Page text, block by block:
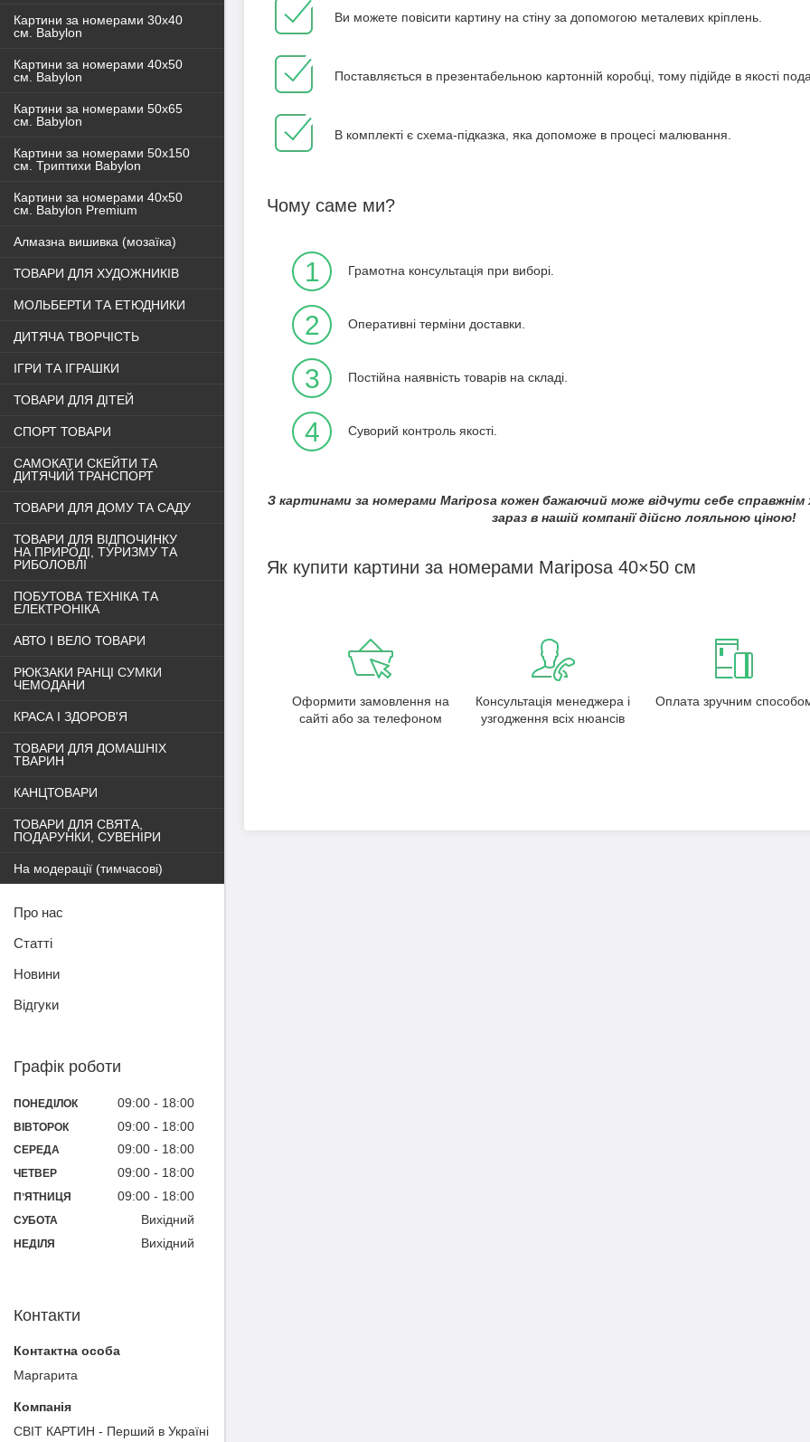
Ви можете повісити картину на стіну за допомогою металевих кріплень.
Поставляється в презентабельною картонній коробці, тому підійде в якості
В комплекті є схема-підказка, яка допоможе в процесі малювання.
Чому саме ми?
1 Грамотна консультація при виборі.
2 Оперативні терміни доставки.
3 Постійна наявність товарів на складі.
4 Суворий контроль якості.
З картинами за номерами Mariposa кожен бажаючий може відчути себе
зараз в нашій компанії дійсно лояльною ціною!
Як купити картини за номерами Mariposa 40×50 см
Оформити замовлення на
сайті або за телефоном
Консультація менеджера і
узгодження всіх нюансів
Оплата зручним
Картини за номерами 30х40
см. Babylon
Картини за номерами 40х50
см. Babylon
Картини за номерами 50х65
см. Babylon
Картини за номерами 50х150
см. Триптихи Babylon
Картини за номерами 40х50
см. Babylon Premium
Алмазна вишивка (мозаїка)
ТОВАРИ ДЛЯ ХУДОЖНИКІВ
МОЛЬБЕРТИ ТА ЕТЮДНИКИ
ДИТЯЧА ТВОРЧІСТЬ
ІГРИ ТА ІГРАШКИ
ТОВАРИ ДЛЯ ДІТЕЙ
СПОРТ ТОВАРИ
САМОКАТИ СКЕЙТИ ТА
ДИТЯЧИЙ ТРАНСПОРТ
ТОВАРИ ДЛЯ ДОМУ ТА САДУ
ТОВАРИ ДЛЯ ВІДПОЧИНКУ
НА ПРИРОДІ, ТУРИЗМУ ТА
РИБОЛОВЛІ
ПОБУТОВА ТЕХНІКА ТА
ЕЛЕКТРОНІКА
АВТО І ВЕЛО ТОВАРИ
РЮКЗАКИ РАНЦІ СУМКИ
ЧЕМОДАНИ
КРАСА І ЗДОРОВ'Я
ТОВАРИ ДЛЯ ДОМАШНІХ
ТВАРИН
КАНЦТОВАРИ
ТОВАРИ ДЛЯ СВЯТА,
ПОДАРУНКИ, СУВЕНІРИ
На модерації (тимчасові)
Про нас
Статті
Новини
Відгуки
Графік роботи
ПОНЕДІЛОК 09:00 18:00
ВІВТОРОК 09:00 18:00
СЕРЕДА 09:00 18:00
ЧЕТВЕР 09:00 18:00
ПʼЯТНИЦЯ 09:00 18:00
СУБОТА Вихідний
НЕДІЛЯ Вихідний
Контакти
Маргарита
СВІТ КАРТИН - Перший в Україні